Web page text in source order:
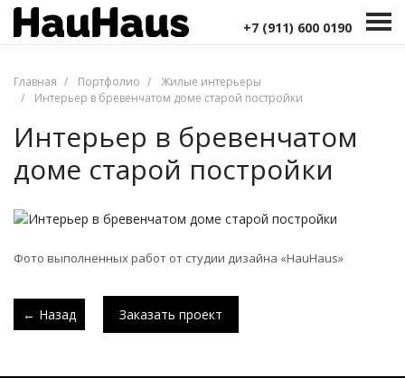
Дизайн интерьера
Портфолио
Цены
Контакты
+7 (911) 600 0190
Главная Портфолио
Жилые интерьеры
Интерьер в бревенчатом доме старой постройки
Интерьер в бревенчатом
доме старой постройки
Фото выполненных работ от студии дизайна «HauHaus»
← Назад Заказать проект